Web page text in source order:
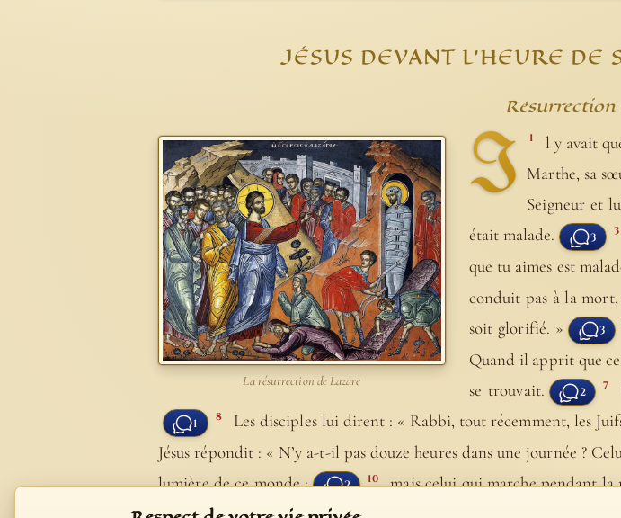
JÉSUS DEVANT L'HEURE DE
Résurrection
La résurrection de Lazare
1
I
l y avait
Marthe, sa
Seigneur et
était malade.
3 3
que tu aimes est
conduit pas à la
soit glorifié. »
3
Quand il apprit que
se trouvait.
2 7
1 8 Les disciples lui dirent : « Rabbi, tout récemment, les
Jésus répondit : « N’y a-t-il pas douze heures dans une journée ?
lumière de ce monde ;
2 10 mais celui qui marche pendant la